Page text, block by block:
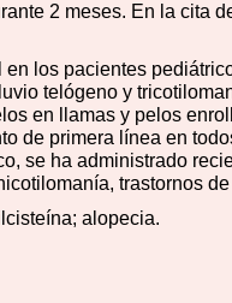
2 meses. En la cita
los pacientes
telógeno y
en llamas y pelos
de primera línea en
se ha administrado
trastornos
alopecia.